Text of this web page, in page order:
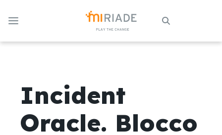
Incident
Oracle. Blocco